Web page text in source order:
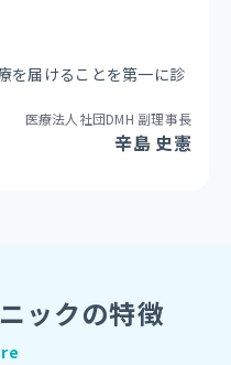
を届けることを第一に診
医療法人社団DMH 副理事長
辛島 史憲
ックの特徴